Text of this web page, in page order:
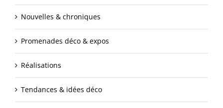
Nouvelles & chroniques
Promenades déco & expos
Réalisations
Tendances & idées déco